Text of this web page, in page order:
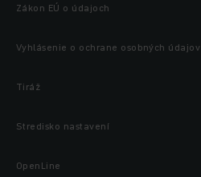
Zákon EÚ o údajoch
Vyhlásenie o ochrane osobných údajov
Tiráž
Stredisko nastavení
OpenLine